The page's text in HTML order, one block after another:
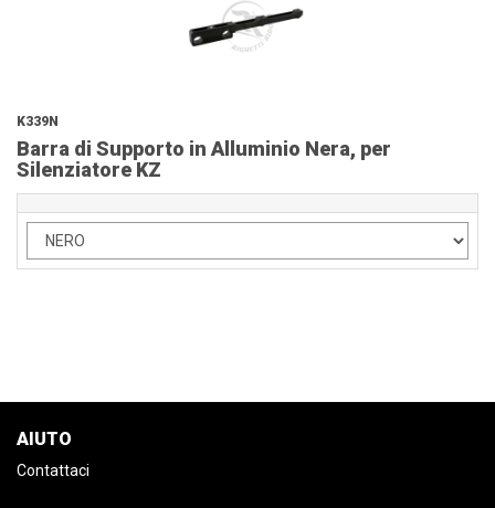
K339N
Barra di Supporto in Alluminio Nera, per
Silenziatore KZ
AIUTO
Contattaci